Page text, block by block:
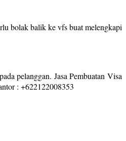
bolak balik ke vfs buat melengkapi
pelanggan. Jasa Pembuatan Visa
: +622122008353